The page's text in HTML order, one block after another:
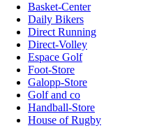
Basket-Center
Daily Bikers
Direct Running
Direct-Volley
Espace Golf
Foot-Store
Galopp-Store
Golf and co
Handball-Store
House of Rugby